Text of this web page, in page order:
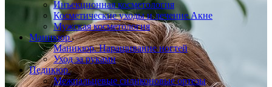
Инъекционная косметология
Косметические уходы и лечение Акне
Мужская косметология
Маникюр
Маникюр. Наращивание ногтей
Уход за руками
Педикюр
Межпальцевые силиконовые ортезы